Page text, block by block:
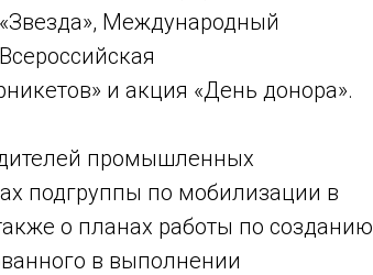
Международный
и акция «День донора».
промышленных
подгруппы по мобилизации в
о планах работы по созданию
в выполнении